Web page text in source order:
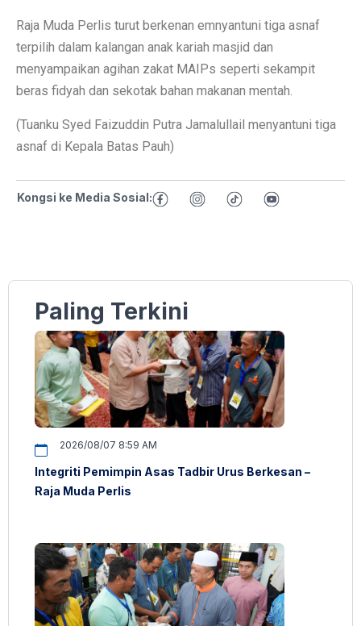
Raja Muda Perlis turut berkenan emnyantuni tiga asnaf
terpilih dalam kalangan anak kariah masjid dan
menyampaikan agihan zakat MAIPs seperti sekampit
beras fidyah dan sekotak bahan makanan mentah.
(Tuanku Syed Faizuddin Putra Jamalullail menyantuni tiga
asnaf di Kepala Batas Pauh)
Kongsi ke Media Sosial:
Paling Terkini
2026/08/07 8:59 AM
Integriti Pemimpin Asas Tadbir Urus Berkesan –
Raja Muda Perlis